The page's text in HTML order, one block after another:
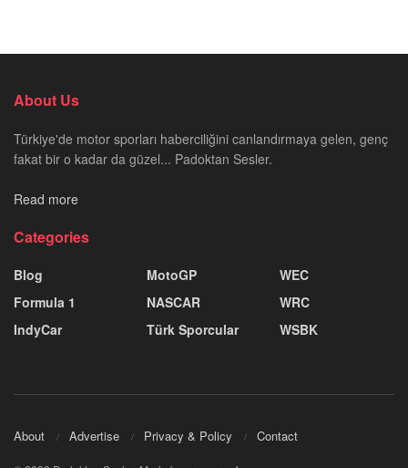
About Us
Türkiye'de motor sporları haberciliğini canlandırmaya gelen, genç
fakat bir o kadar da güzel... Padoktan Sesler.
Read more
Categories
Blog
Formula 1
IndyCar
MotoGP
NASCAR
Türk Sporcular
WEC
WRC
WSBK
About Advertise Privacy & Policy Contact